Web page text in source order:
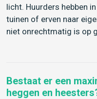
licht. Huurders hebben
tuinen of erven naar
niet onrechtmatig is op
Bestaat er een
heggen en